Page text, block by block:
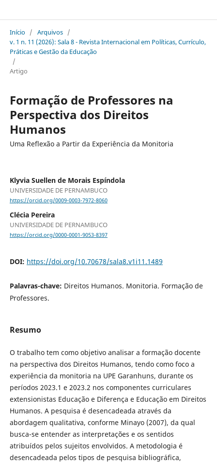
Início / Arquivos /
v. 1 n. 11 (2026): Sala 8 - Revista Internacional em Políticas, Currículo,
Práticas e Gestão da Educação
/
Artigo
Formação de Professores na
Perspectiva dos Direitos
Humanos
Uma Reflexão a Partir da Experiência da Monitoria
Klyvia Suellen de Morais Espíndola
UNIVERSIDADE DE PERNAMBUCO
https://orcid.org/0009-0003-7972-8060
Clécia Pereira
UNIVERSIDADE DE PERNAMBUCO
https://orcid.org/0000-0001-9053-8397
DOI: https://doi.org/10.70678/sala8.v1i11.1489
Palavras-chave: Direitos Humanos. Monitoria. Formação de
Professores.
Resumo
O trabalho tem como objetivo analisar a formação docente
na perspectiva dos Direitos Humanos, tendo como foco a
experiência da monitoria na UPE Garanhuns, durante os
períodos 2023.1 e 2023.2 nos componentes curriculares
extensionistas Educação e Diferença e Educação em Direitos
Humanos. A pesquisa é desencadeada através da
abordagem qualitativa, conforme Minayo (2007), da qual
busca-se entender as interpretações e os sentidos
atribuídos pelos sujeitos envolvidos. A metodologia é
desencadeada pelos tipos de pesquisa bibliográfica,